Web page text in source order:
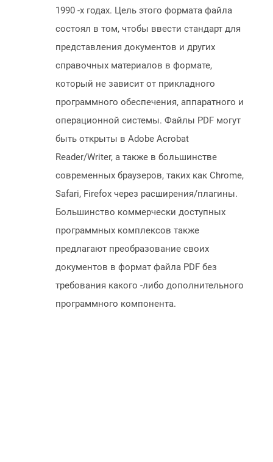
1990 -х годах. Цель этого формата файла
состоял в том, чтобы ввести стандарт для
представления документов и других
справочных материалов в формате,
который не зависит от прикладного
программного обеспечения, аппаратного и
операционной системы. Файлы PDF могут
быть открыты в Adobe Acrobat
Reader/Writer, а также в большинстве
современных браузеров, таких как Chrome,
Safari, Firefox через расширения/плагины.
Большинство коммерчески доступных
программных комплексов также
предлагают преобразование своих
документов в формат файла PDF без
требования какого -либо дополнительного
программного компонента.